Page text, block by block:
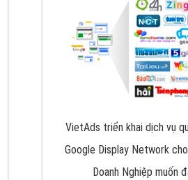
VietAds triển khai dịch vụ
Google Display Network
Doanh Nghiệp muốn